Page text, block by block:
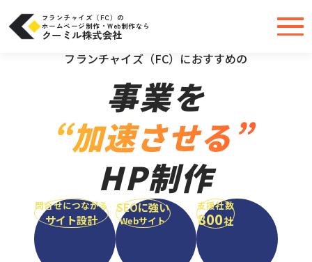
フランチャイズ（FC）の
ホームページ制作・Web制作なら
クーミル株式会社
＼大手・中小問わず実績豊富だから安心／
フランチャイズ（FC）におすすめの
事業を
“加速させる”
HP制作
問合せにつながる
サイト設計
SEOに強い
Webサイト
支援社数
800社